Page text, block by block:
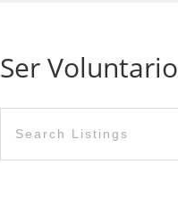
Ser Voluntario